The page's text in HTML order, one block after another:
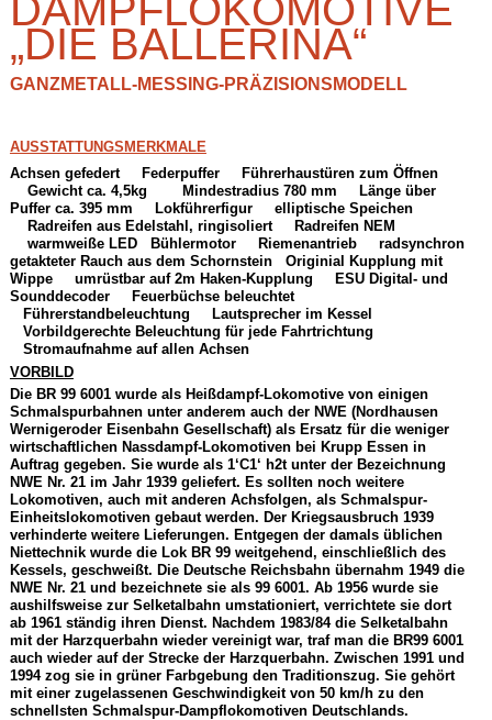
„DIE BALLERINA“
GANZMETALL-MESSING-PRÄZISIONSMODELL
AUSSTATTUNGSMERKMALE
Achsen gefedert
Federpuffer
Führerhaustüren zum Öffnen
Gewicht ca. 4,5kg
Mindestradius 780 mm
Länge über
Puffer ca. 395 mm
Lokführerfigur
elliptische Speichen
Radreifen aus Edelstahl, ringisoliert
Radreifen NEM
warmweiße LED
Bühlermotor Riemenantrieb
radsynchron
getakteter Rauch aus dem Schornstein
Originial Kupplung mit
Wippe
umrüstbar auf 2m Haken-Kupplung
ESU Digital- und
Sounddecoder
Feuerbüchse beleuchtet
Führerstandbeleuchtung
Lautsprecher im Kessel
Vorbildgerechte Beleuchtung für jede Fahrtrichtung
Stromaufnahme auf allen Achsen
VORBILD
Die BR 99 6001 wurde als Heißdampf-Lokomotive von einigen
Schmalspurbahnen unter anderem auch der NWE (Nordhausen
Wernigeroder Eisenbahn Gesellschaft) als Ersatz für die weniger
wirtschaftlichen Nassdampf-Lokomotiven bei Krupp Essen in
Auftrag gegeben. Sie wurde als 1‘C1‘ h2t unter der Bezeichnung
NWE Nr. 21 im Jahr 1939 geliefert. Es sollten noch weitere
Lokomotiven, auch mit anderen Achsfolgen, als Schmalspur-
Einheitslokomotiven gebaut werden. Der Kriegsausbruch 1939
verhinderte weitere Lieferungen. Entgegen der damals üblichen
Niettechnik wurde die Lok BR 99 weitgehend, einschließlich des
Kessels, geschweißt. Die Deutsche Reichsbahn übernahm 1949 die
NWE Nr. 21 und bezeichnete sie als 99 6001. Ab 1956 wurde sie
aushilfsweise zur Selketalbahn umstationiert, verrichtete sie dort
ab 1961 ständig ihren Dienst. Nachdem 1983/84 die Selketalbahn
mit der Harzquerbahn wieder vereinigt war, traf man die BR99 6001
auch wieder auf der Strecke der Harzquerbahn. Zwischen 1991 und
1994 zog sie in grüner Farbgebung den Traditionszug. Sie gehört
mit einer zugelassenen Geschwindigkeit von 50 km/h zu den
schnellsten Schmalspur-Dampflokomotiven Deutschlands.